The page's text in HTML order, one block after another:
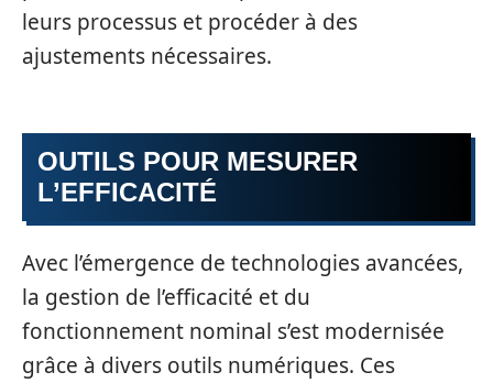
leurs processus et procéder à des
ajustements nécessaires.
OUTILS POUR MESURER
L’EFFICACITÉ
Avec l’émergence de technologies avancées,
la gestion de l’efficacité et du
fonctionnement nominal s’est modernisée
grâce à divers outils numériques. Ces